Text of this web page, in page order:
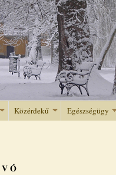
Közérdekű Egészségügy
Ó